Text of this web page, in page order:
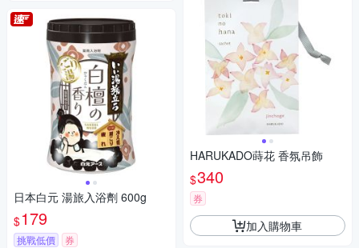
日本白元 湯旅入浴劑 600g
$179
挑戰低價 券
HARUKADO蒔花 香氛吊飾
$340
券
加入購物車